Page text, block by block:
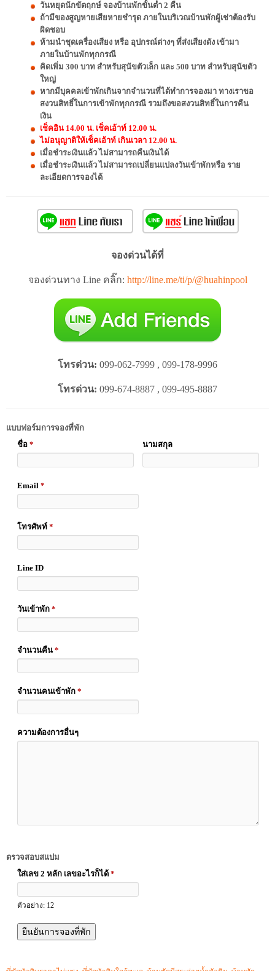
วันหยุดนักขัตฤกษ์ จองบ้านพักขั้นต่ำ 2 คืน
ถ้ามีของสูญหายเสียหายชำรุด ภายในบริเวณบ้านพักผู้เช่าต้องรับ
ผิดชอบ
ห้ามนำชุดเครื่องเสียง หรือ อุปกรณ์ต่างๆ ที่ส่งเสียงดัง เข้ามา
ภายในบ้านพักทุกกรณี
คิดเพิ่ม 300 บาท สำหรับสุนัขตัวเล็ก และ 500 บาท สำหรับสุนัขตัว
ใหญ่
หากมีบุคคลเข้าพักเกินจากจำนวนที่ได้ทำการจองมา ทางเราขอ
สงวนสิทธิ์ในการเข้าพักทุกกรณี รวมถึงขอสงวนสิทธิ์ในการคืน
เงิน
เช็คอิน 14.00 น. เช็คเอ้าท์ 12.00 น.
ไม่อนุญาติให้เช็คเอ้าท์ เกินเวลา 12.00 น.
เมื่อชำระเงินแล้ว ไม่สามารถคืนเงินได้
เมื่อชำระเงินแล้ว ไม่สามารถเปลี่ยนแปลงวันเข้าพักหรือ ราย
ละเอียดการจองได้
จองด่วนได้ที่
จองด่วนทาง Line คลิ๊ก: http://line.me/ti/p/@huahinpool
โทรด่วน: 099-062-7999 , 099-178-9996
โทรด่วน: 099-674-8887 , 099-495-8887
แบบฟอร์มการจองที่พัก
ชื่อ * นามสกุล
Email *
โทรศัพท์ *
Line ID
วันเข้าพัก *
จำนวนคืน *
จำนวนคนเข้าพัก *
ความต้องการอื่นๆ
ตรวจสอบสแปม
ใส่เลข 2 หลัก เลขอะไรก็ได้ *
ตัวอย่าง: 12